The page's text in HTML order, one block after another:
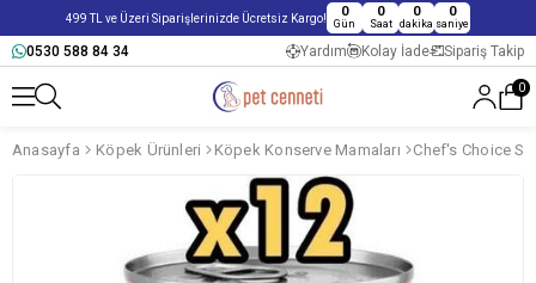
499 TL ve Üzeri Siparişlerinizde Ücretsiz Kargo! 0
Gün
0
Saat
0
dakika
0
saniye
0530 588 84 34 Yardım Kolay İade Sipariş Takip
0
Anasayfa Köpek Ürünleri Köpek Konserve Mamaları